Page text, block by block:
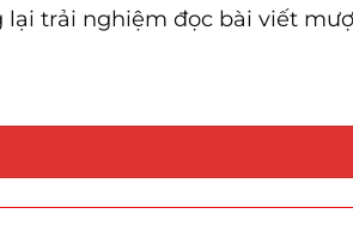
trải nghiệm đọc bài viết